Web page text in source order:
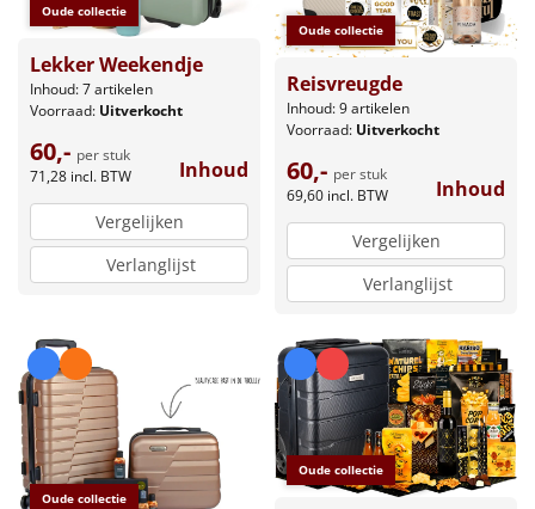
Oude collectie
Lekker Weekendje
Inhoud: 7 artikelen
Voorraad: Uitverkocht
60,- per stuk
71,28 incl. BTW Inhoud
Vergelijken
Verlanglijst
Oude collectie
Reisvreugde
Inhoud: 9 artikelen
Voorraad: Uitverkocht
60,- per stuk
69,60 incl. BTW Inhoud
Vergelijken
Verlanglijst
Oude collectie
Oude collectie